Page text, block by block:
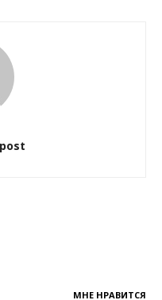
МНЕ НРАВИТСЯ